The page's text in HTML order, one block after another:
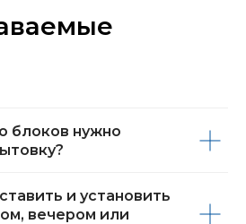
блоков нужно
и установить
вечером или